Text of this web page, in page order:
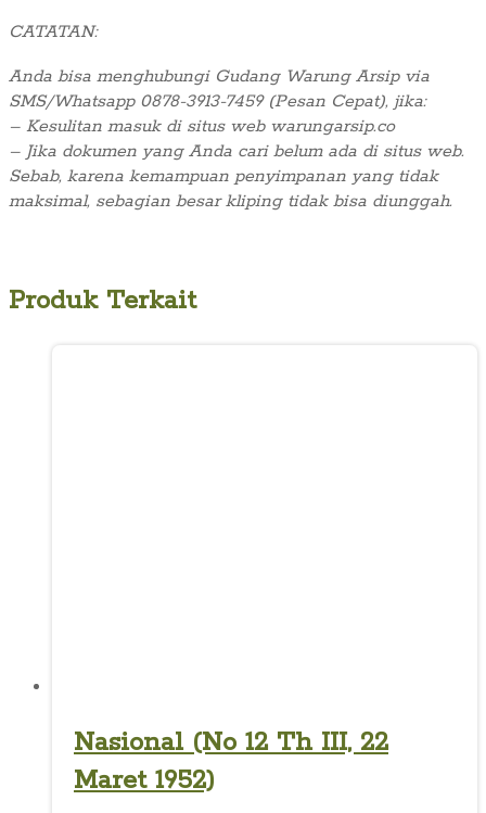
CATATAN:
Anda bisa menghubungi Gudang Warung Arsip via
SMS/Whatsapp 0878-3913-7459 (Pesan Cepat), jika:
– Kesulitan masuk di situs web warungarsip.co
– Jika dokumen yang Anda cari belum ada di situs web.
Sebab, karena kemampuan penyimpanan yang tidak
maksimal, sebagian besar kliping tidak bisa diunggah.
Produk Terkait
Nasional (No 12 Th III, 22
Maret 1952)